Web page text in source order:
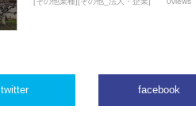
twitter facebook